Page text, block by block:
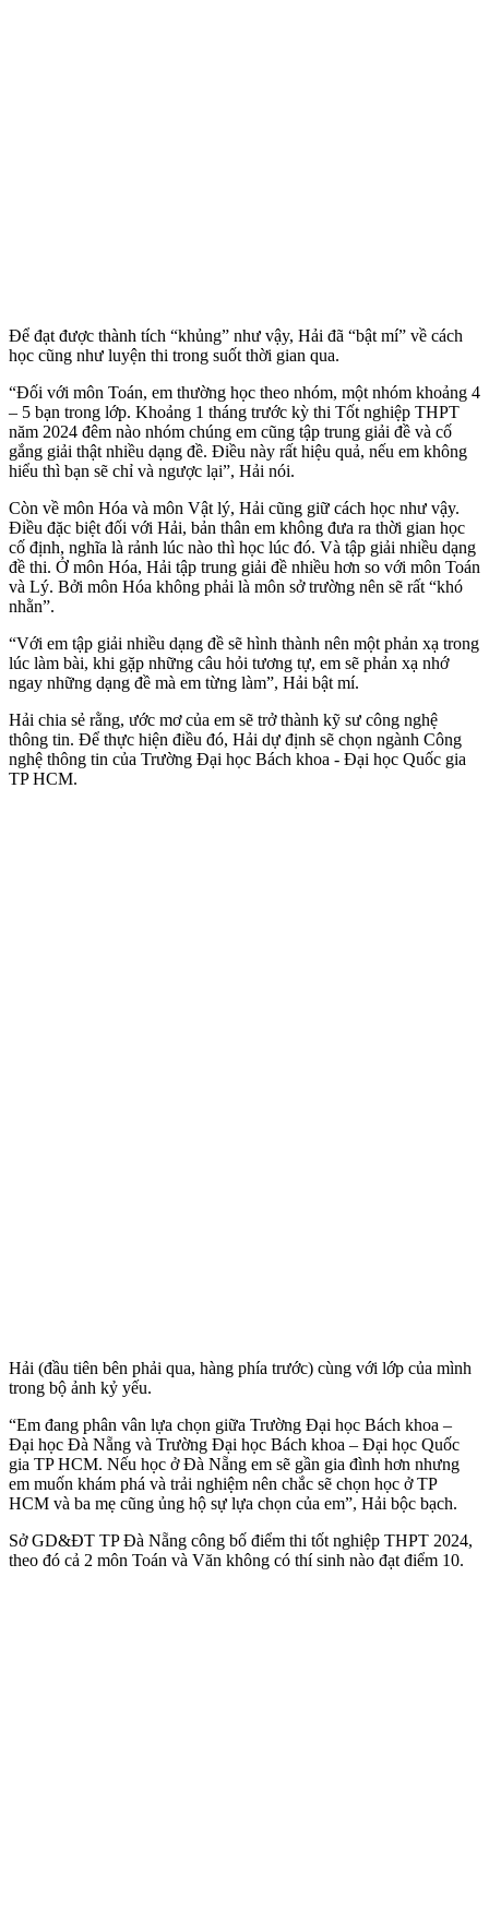
Để đạt được thành tích “khủng” như vậy, Hải đã “bật mí” về cách
học cũng như luyện thi trong suốt thời gian qua.
“Đối với môn Toán, em thường học theo nhóm, một nhóm khoảng 4
– 5 bạn trong lớp. Khoảng 1 tháng trước kỳ thi Tốt nghiệp THPT
năm 2024 đêm nào nhóm chúng em cũng tập trung giải đề và cố
gắng giải thật nhiều dạng đề. Điều này rất hiệu quả, nếu em không
hiểu thì bạn sẽ chỉ và ngược lại”, Hải nói.
Còn về môn Hóa và môn Vật lý, Hải cũng giữ cách học như vậy.
Điều đặc biệt đối với Hải, bản thân em không đưa ra thời gian học
cố định, nghĩa là rảnh lúc nào thì học lúc đó. Và tập giải nhiều dạng
đề thi. Ở môn Hóa, Hải tập trung giải đề nhiều hơn so với môn Toán
và Lý. Bởi môn Hóa không phải là môn sở trường nên sẽ rất “khó
nhằn”.
“Với em tập giải nhiều dạng đề sẽ hình thành nên một phản xạ trong
lúc làm bài, khi gặp những câu hỏi tương tự, em sẽ phản xạ nhớ
ngay những dạng đề mà em từng làm”, Hải bật mí.
Hải chia sẻ rằng, ước mơ của em sẽ trở thành kỹ sư công nghệ
thông tin. Để thực hiện điều đó, Hải dự định sẽ chọn ngành Công
nghệ thông tin của Trường Đại học Bách khoa - Đại học Quốc gia
TP HCM.
Hải (đầu tiên bên phải qua, hàng phía trước) cùng với lớp của mình
trong bộ ảnh kỷ yếu.
“Em đang phân vân lựa chọn giữa Trường Đại học Bách khoa –
Đại học Đà Nẵng và Trường Đại học Bách khoa – Đại học Quốc
gia TP HCM. Nếu học ở Đà Nẵng em sẽ gần gia đình hơn nhưng
em muốn khám phá và trải nghiệm nên chắc sẽ chọn học ở TP
HCM và ba mẹ cũng ủng hộ sự lựa chọn của em”, Hải bộc bạch.
Sở GD&ĐT TP Đà Nẵng công bố điểm thi tốt nghiệp THPT 2024,
theo đó cả 2 môn Toán và Văn không có thí sinh nào đạt điểm 10.